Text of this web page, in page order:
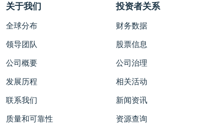
关于我们
全球分布
领导团队
公司概要
发展历程
联系我们
质量和可靠性
投资者关系
财务数据
股票信息
公司治理
相关活动
新闻资讯
资源查询